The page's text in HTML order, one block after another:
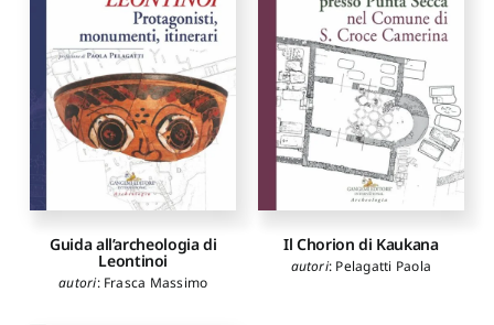
Guida all’archeologia di
Leontinoi
autori: Frasca Massimo
Il Chorion di Kaukana
autori: Pelagatti Paola